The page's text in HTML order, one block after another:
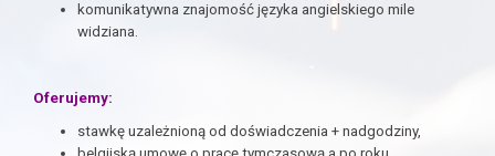
komunikatywna znajomość języka angielskiego mile
widziana.
Oferujemy:
stawkę uzależnioną od doświadczenia + nadgodziny,